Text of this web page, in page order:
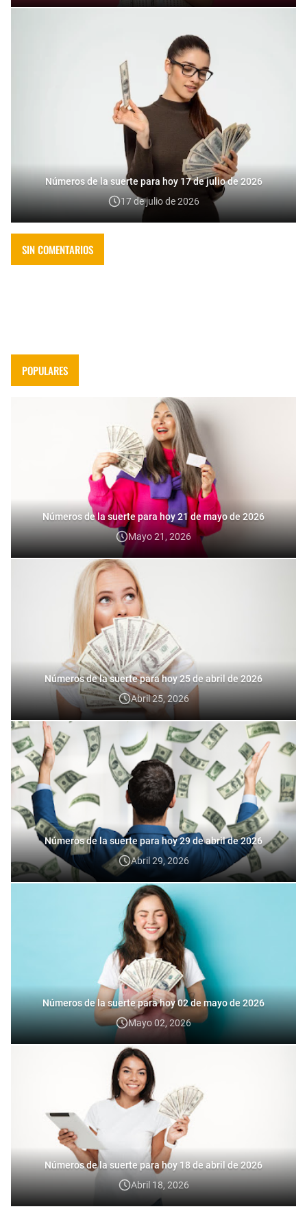
Números de la suerte para hoy 17 de julio de 2026
17 de julio de 2026
SIN COMENTARIOS
POPULARES
Números de la suerte para hoy 21 de mayo de 2026
Mayo 21, 2026
Números de la suerte para hoy 25 de abril de 2026
Abril 25, 2026
Números de la suerte para hoy 29 de abril de 2026
Abril 29, 2026
Números de la suerte para hoy 02 de mayo de 2026
Mayo 02, 2026
Números de la suerte para hoy 18 de abril de 2026
Abril 18, 2026